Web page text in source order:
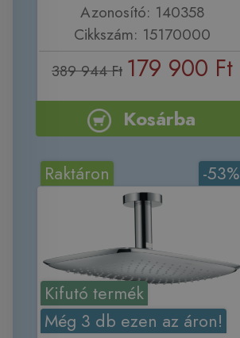
Azonosító: 140358
Cikkszám: 15170000
389 944 Ft 179 900 Ft
Kosárba
Kifutó termék
Még 3 db ezen az áron!
-53%
Raktáron